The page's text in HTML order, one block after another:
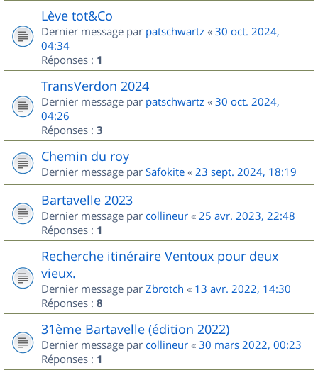
Lève tot&Co
Dernier message par patschwartz « 30 oct. 2024,
04:34
Réponses : 1
TransVerdon 2024
Dernier message par patschwartz « 30 oct. 2024,
04:26
Réponses : 3
Chemin du roy
Dernier message par Safokite « 23 sept. 2024, 18:19
Bartavelle 2023
Dernier message par collineur « 25 avr. 2023, 22:48
Réponses : 1
Recherche itinéraire Ventoux pour deux
vieux.
Dernier message par Zbrotch « 13 avr. 2022, 14:30
Réponses : 8
31ème Bartavelle (édition 2022)
Dernier message par collineur « 30 mars 2022, 00:23
Réponses : 1